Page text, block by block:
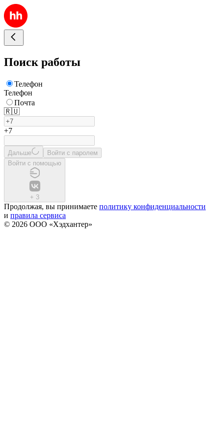
Поиск работы
Телефон
Телефон
Почта
🇷🇺
+7
Дальше
Войти с паролем
Войти с помощью
+ 3
Продолжая, вы принимаете политику конфиденциальности
и правила сервиса
© 2026 ООО «Хэдхантер»